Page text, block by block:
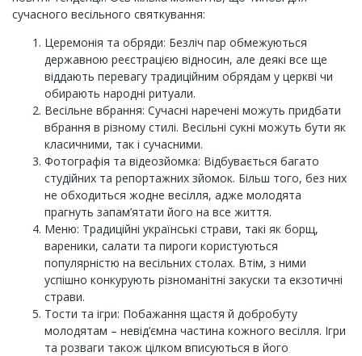
сучасного весільного святкування:
Церемонія та обряди: Безліч пар обмежуються
державною реєстрацією відносин, але деякі все ще
віддають перевагу традиційним обрядам у церкві чи
обирають народні ритуали.
Весільне вбрання: Сучасні наречені можуть придбати
вбрання в різному стилі. Весільні сукні можуть бути як
класичними, так і сучасними.
Фотографія та відеозйомка: Відбувається багато
студійних та репортажних зйомок. Більш того, без них
не обходиться жодне весілля, адже молодята
прагнуть запам’ятати його на все життя.
Меню: Традиційні українські страви, такі як борщ,
вареники, салати та пироги користуються
популярністю на весільних столах. Втім, з ними
успішно конкурують різноманітні закуски та екзотичні
страви.
Тости та ігри: Побажання щастя й добробуту
молодятам – невід’ємна частина кожного весілля. Ігри
та розваги також цілком вписуються в його